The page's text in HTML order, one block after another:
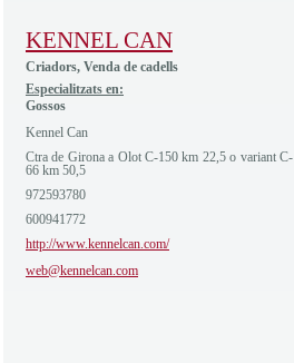
KENNEL CAN
Criadors, Venda de cadells
Especialitzats en:
Gossos
Kennel Can
Ctra de Girona a Olot C-150 km 22,5 o variant C-
66 km 50,5
972593780
600941772
http://www.kennelcan.com/
web@kennelcan.com